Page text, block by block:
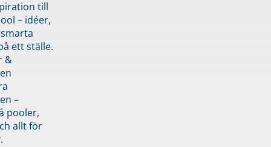
till
– idéer,
ett ställe.
&
–
pooler,
allt för